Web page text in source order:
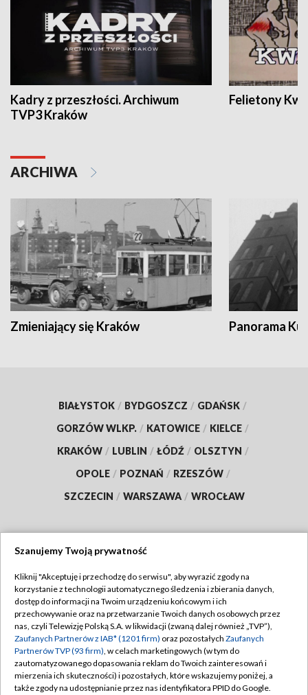
Kadry z przeszłości. Archiwum
TVP3 Kraków
Felietony
ARCHIWA
Zmieniający się Kraków Panorama
BIAŁYSTOK / BYDGOSZCZ / GDAŃSK /
GORZÓW WLKP. / KATOWICE / KIELCE /
KRAKÓW / LUBLIN / ŁÓDŹ / OLSZTYN /
OPOLE / POZNAŃ / RZESZÓW /
SZCZECIN / WARSZAWA / WROCŁAW
TVP
Abonament TVP
Emisja w TVP
Centrum informacji TVP
Naziemna Telewizja Cyfrowa
Regulamin TVP
Polityka prywatności
Moje zgody
Pomoc
Szanujemy Twoją prywatność
Kliknij "Akceptuję i przechodzę do serwisu", aby wyrazić zgody na
korzystanie z technologii automatycznego śledzenia i zbierania danych,
dostęp do informacji na Twoim urządzeniu końcowym i ich
przechowywanie oraz na przetwarzanie Twoich danych osobowych przez
nas, czyli Telewizję Polską S.A. w likwidacji (zwaną dalej również „TVP”),
Zaufanych Partnerów z IAB* (1201 firm) oraz pozostałych Zaufanych
Partnerów TVP (93 firm), w celach marketingowych (w tym do
zautomatyzowanego dopasowania reklam do Twoich zainteresowań i
mierzenia ich skuteczności) i pozostałych, które wskazujemy poniżej, a
także zgody na udostępnianie przez nas identyfikatora PPID do Google.